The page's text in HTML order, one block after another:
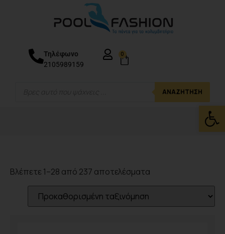
ΑΝΑΖΉΤΗΣΗ
Τηλέφωνο
2105989159
0
Βλέπετε 1–28 από 237 αποτελέσματα